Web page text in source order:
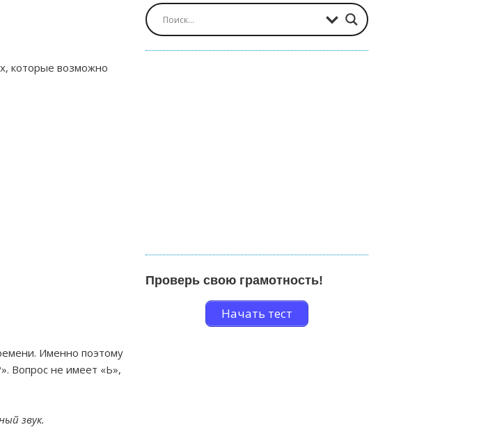
которые возможно
Именно поэтому
Вопрос не имеет «Ь»,
звук.
Проверь свою грамотность!
Начать тест